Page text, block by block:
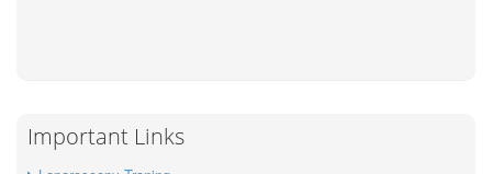
Important Links